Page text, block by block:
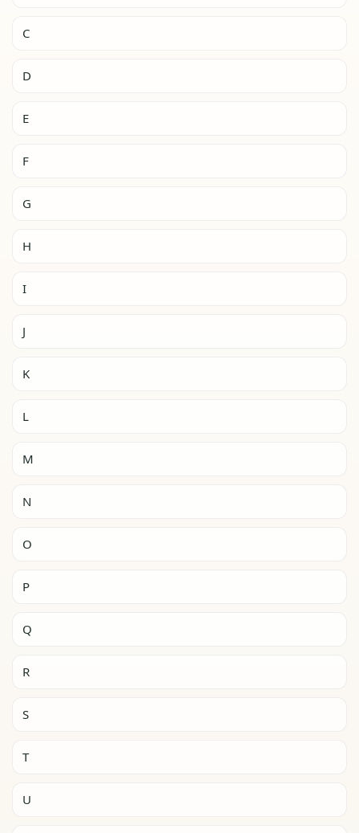
C
D
E
F
G
H
I
J
K
L
M
N
O
P
Q
R
S
T
U